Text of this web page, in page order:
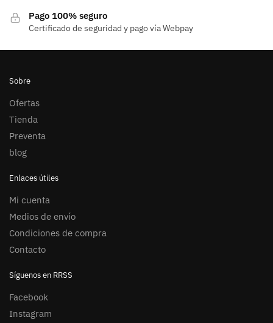
Pago 100% seguro
Certificado de seguridad y pago vía Webpay
Sobre
Ofertas
Tienda
Preventa
blog
Enlaces útiles
Mi cuenta
Medios de envío
Condiciones de compra
Contacto
Síguenos en RRSS
Facebook
Instagram